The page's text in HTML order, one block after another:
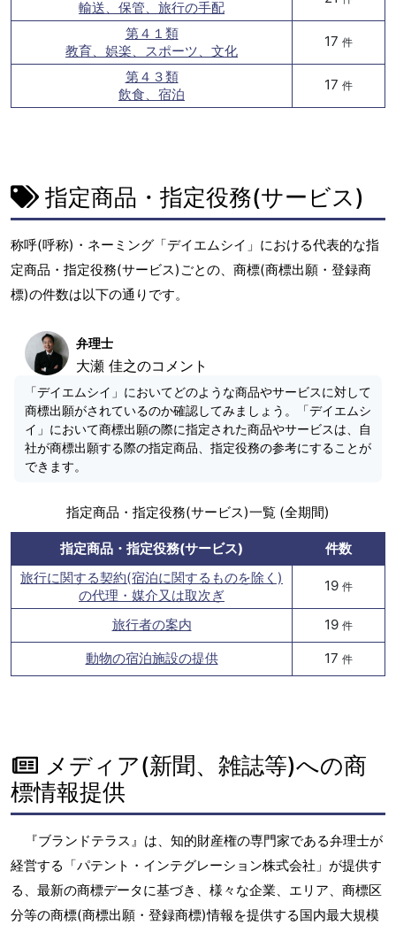
輸送、保管、旅行の手配
第４１類
教育、娯楽、スポーツ、文化
17 件
第４３類
飲食、宿泊
17 件
指定商品・指定役務(サービス)
称呼(呼称)・ネーミング「デイエムシイ」における代表的な指
定商品・指定役務(サービス)ごとの、商標(商標出願・登録商
標)の件数は以下の通りです。
弁理士
大瀬 佳之のコメント
「デイエムシイ」においてどのような商品やサービスに対して
商標出願がされているのか確認してみましょう。「デイエムシ
イ」において商標出願の際に指定された商品やサービスは、自
社が商標出願する際の指定商品、指定役務の参考にすることが
できます。
指定商品・指定役務(サービス)一覧 (全期間)
指定商品・指定役務(サービス)
件数
旅行に関する契約(宿泊に関するものを除く)
の代理・媒介又は取次ぎ
19 件
旅行者の案内 19 件
動物の宿泊施設の提供 17 件
メディア(新聞、雑誌等)への商
標情報提供
『ブランドテラス』は、知的財産権の専門家である弁理士が
経営する「パテント・インテグレーション株式会社」が提供す
る、最新の商標データに基づき、様々な企業、エリア、商標区
分等の商標(商標出願・登録商標)情報を提供する国内最大規模